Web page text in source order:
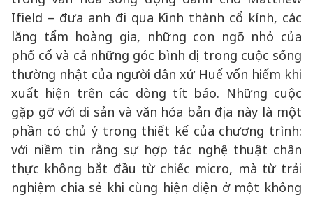
Ifield – đưa anh đi qua Kinh thành cổ kính, các
lăng tẩm hoàng gia, những con ngõ nhỏ của
phố cổ và cả những góc bình dị trong cuộc sống
thường nhật của người dân xứ Huế vốn hiếm khi
xuất hiện trên các dòng tít báo. Những cuộc
gặp gỡ với di sản và văn hóa bản địa này là một
phần có chủ ý trong thiết kế của chương trình:
với niềm tin rằng sự hợp tác nghệ thuật chân
thực không bắt đầu từ chiếc micro, mà từ trải
nghiệm chia sẻ khi cùng hiện diện ở một không